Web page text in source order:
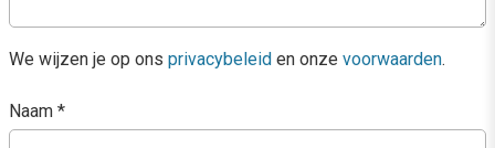
We wijzen je op ons privacybeleid en onze voorwaarden.
Naam *